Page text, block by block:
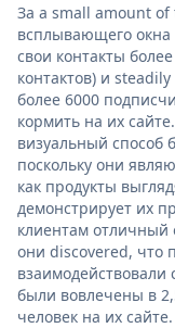
За a small amount
всплывающего
свои контакты
контактов) и
более 6000
кормить на их
визуальный способ
поскольку они
как продукты
демонстрирует их
клиентам отличный
они discovered, что
были вовлечены в
человек на их сайте.